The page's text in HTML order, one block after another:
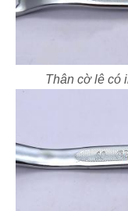
Thân cờ lê có